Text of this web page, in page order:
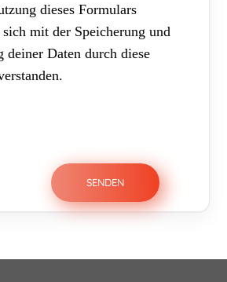
dieses Formulars
mit der Speicherung und
deiner Daten durch diese